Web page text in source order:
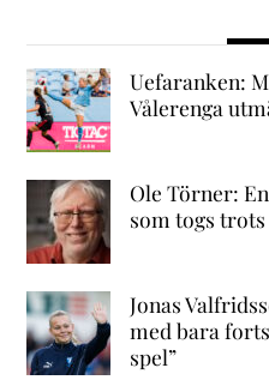
Uefaranken:
Vålerenga
Ole Törner:
som togs
Jonas
med bara
spel”